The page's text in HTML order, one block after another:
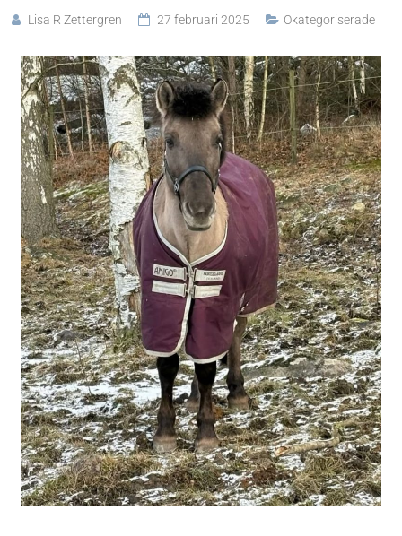
Lisa R Zettergren 27 februari 2025 Okategoriserade